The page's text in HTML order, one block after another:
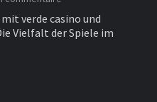
the
certain
verde casino und
Vielfalt der Spiele im